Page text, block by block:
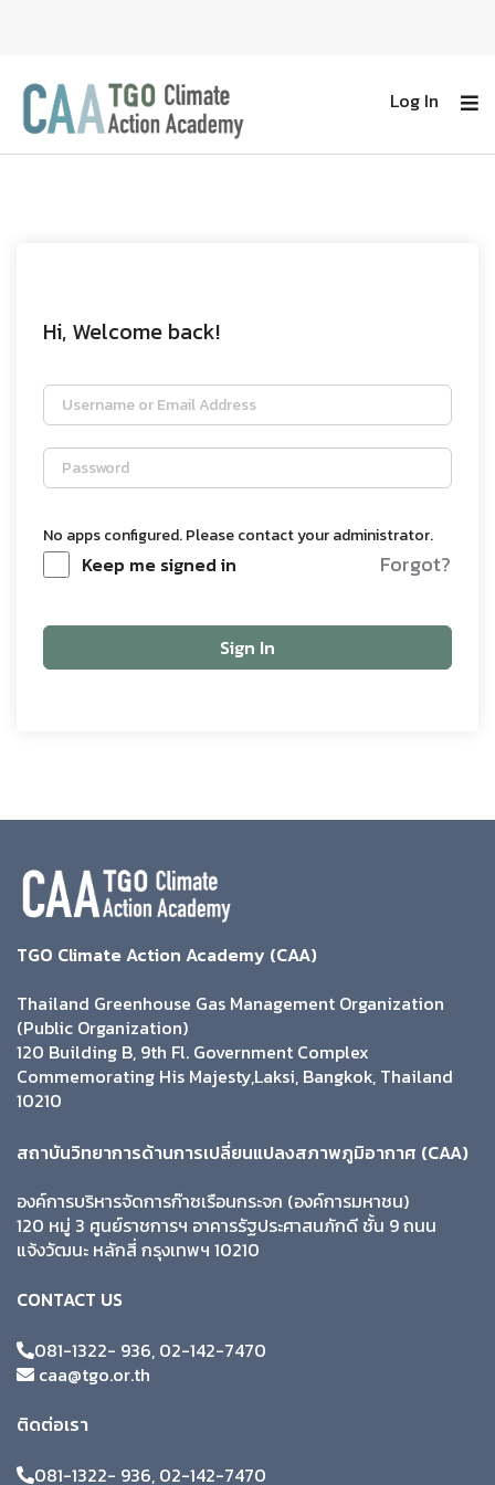
Log In
Hi, Welcome back!
No apps configured. Please contact your administrator.
Keep me signed in Forgot?
Sign In
TGO Climate Action Academy (CAA)
Thailand Greenhouse Gas Management Organization
(Public Organization)
120 Building B, 9th Fl. Government Complex
Commemorating His Majesty,Laksi, Bangkok, Thailand
10210
สถาบันวิทยาการด้านการเปลี่ยนแปลงสภาพภูมิอากาศ (CAA)
องค์การบริหารจัดการก๊าซเรือนกระจก (องค์การมหาชน)
120 หมู่ 3 ศูนย์ราชการฯ อาคารรัฐประศาสนภักดี ชั้น 9 ถนน
แจ้งวัฒนะ หลักสี่ กรุงเทพฯ 10210
CONTACT US
081-1322- 936, 02-142-7470
caa@tgo.or.th
ติดต่อเรา
081-1322- 936, 02-142-7470